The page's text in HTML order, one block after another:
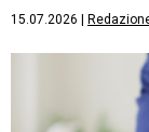
15.07.2026